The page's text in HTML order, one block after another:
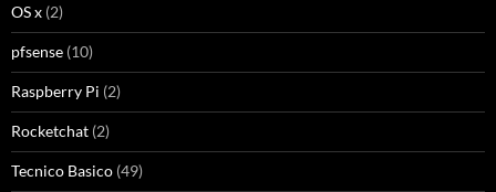
OS x (2)
pfsense (10)
Raspberry Pi (2)
Rocketchat (2)
Tecnico Basico (49)